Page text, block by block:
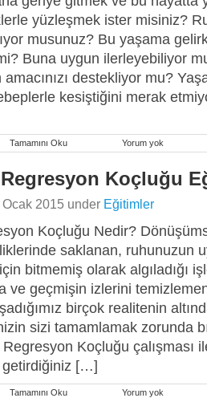
yüzleşmek ister misiniz?
musunuz? Bu yaşama
Buna uygun ilerleyebiliyor
destekliyor mu?
kesiştiğini merak
Tamamını Oku Yorum yok
Arası
Koçluğu
Ocak 2015 under Eğitimler
Koçluğu Nedir?
saklanan, ruhunuzun
bitmemiş olarak algıladığı
ve geçmişin izlerini
birçok realitenin
sizi tamamlamak zorunda
Koçluğu çalışması
getirdiğiniz […]
Tamamını Oku Yorum yok